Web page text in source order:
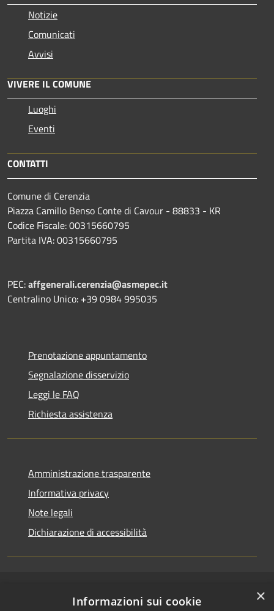
Notizie
Comunicati
Avvisi
VIVERE IL COMUNE
Luoghi
Eventi
CONTATTI
Comune di Cerenzia
Piazza Camillo Benso Conte di Cavour - 88833 - KR
Codice Fiscale: 00315660795
Partita IVA: 00315660795
PEC:affgenerali.cerenzia@asmepec.it
Centralino Unico: +39 0984 995035
Prenotazione appuntamento
Segnalazione disservizio
Leggi le FAQ
Richiesta assistenza
Amministrazione trasparente
Informativa privacy
Note legali
Dichiarazione di accessibilità
Copyright © 2026 • Comune di
Cerenzia • Powered by
×
Informazioni sui cookie